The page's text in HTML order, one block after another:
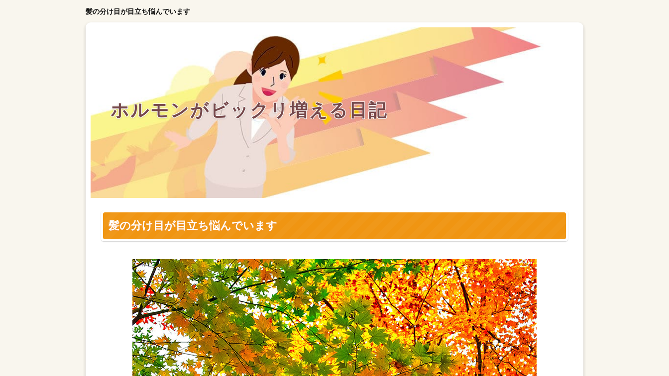
髪の分け目が目立ち悩んでいます
ホルモンがビックリ増える日記
髪の分け目が目立ち悩んでいます